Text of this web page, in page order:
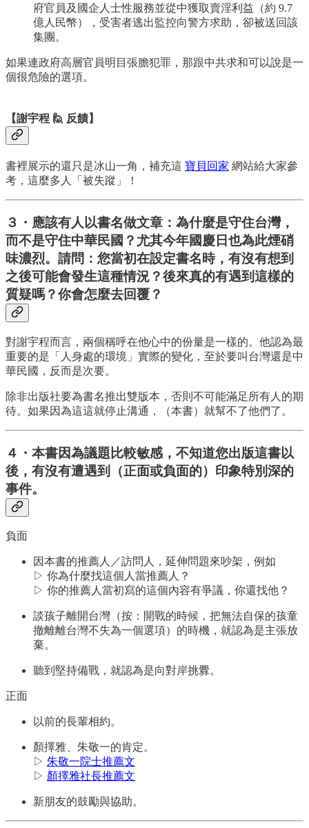
府官員及國企人士性服務並從中獲取賣淫利益（約 9.7
億人民幣），受害者逃出監控向警方求助，卻被送回該
集團。
如果連政府高層官員明目張膽犯罪，那跟中共求和可以說是一
個很危險的選項。
【謝宇程 🙋 反饋】
書裡展示的還只是冰山一角，補充這 寶貝回家 網站給大家參
考，這麼多人「被失蹤」！
３・應該有人以書名做文章：為什麼是守住台灣，
而不是守住中華民國？尤其今年國慶日也為此煙硝
味濃烈。請問：您當初在設定書名時，有沒有想到
之後可能會發生這種情況？後來真的有遇到這樣的
質疑嗎？你會怎麼去回覆？
對謝宇程而言，兩個稱呼在他心中的份量是一樣的。他認為最
重要的是「人身處的環境」實際的變化，至於要叫台灣還是中
華民國，反而是次要。
除非出版社要為書名推出雙版本，否則不可能滿足所有人的期
待。如果因為這這就停止溝通，（本書）就幫不了他們了。
４・本書因為議題比較敏感，不知道您出版這書以
後，有沒有遭遇到（正面或負面的）印象特別深的
事件。
負面
因本書的推薦人／訪問人，延伸問題來吵架，例如
▷ 你為什麼找這個人當推薦人？
▷ 你的推薦人當初寫的這個內容有爭議，你還找他？
談孩子離開台灣（按：開戰的時候，把無法自保的孩童
撤離離台灣不失為一個選項）的時機，就認為是主張放
棄。
聽到堅持備戰，就認為是向對岸挑釁。
正面
以前的長輩相約。
顏擇雅、朱敬一的肯定。
▷ 朱敬一院士推薦文
▷ 顏擇雅社長推薦文
新朋友的鼓勵與協助。